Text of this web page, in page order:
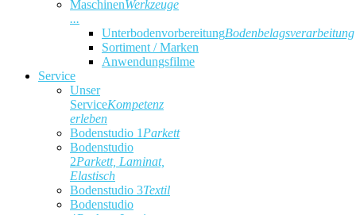
MaschinenWerkzeuge
...
UnterbodenvorbereitungBodenbelagsverarbeitung
Sortiment / Marken
Anwendungsfilme
Service
Unser
ServiceKompetenz
erleben
Bodenstudio 1 Parkett
Bodenstudio
2Parkett, Laminat,
Elastisch
Bodenstudio 3Textil
Bodenstudio